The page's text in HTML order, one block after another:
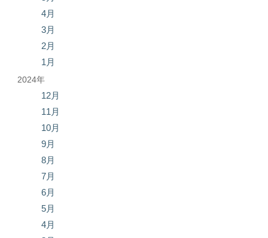
4月
3月
2月
1月
2024年
12月
11月
10月
9月
8月
7月
6月
5月
4月